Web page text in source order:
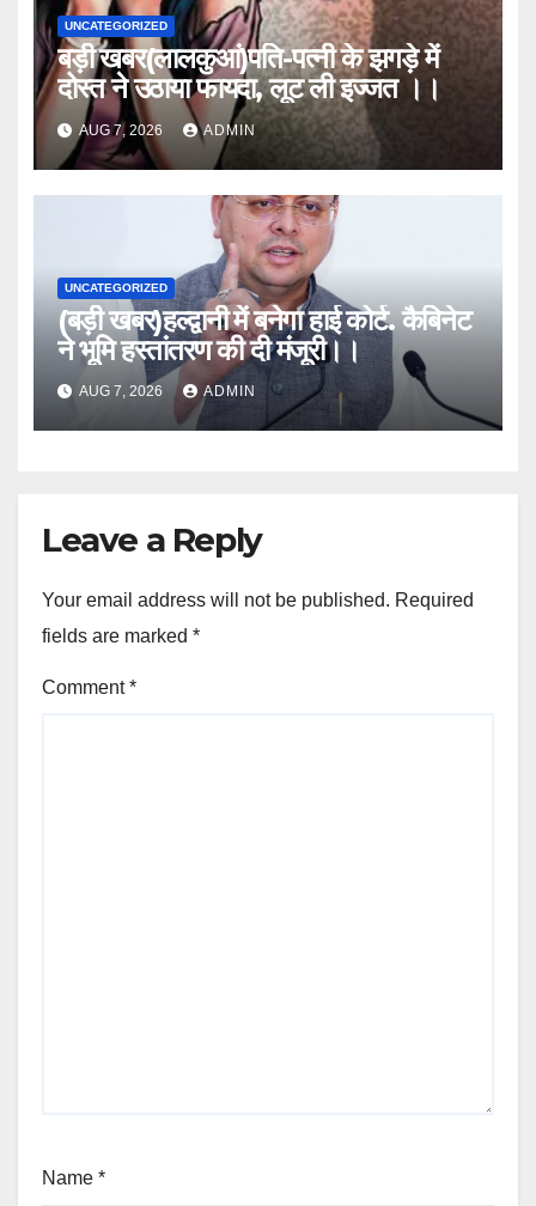
UNCATEGORIZED
बड़ी खबर(लालकुआं)पति-पत्नी के झगड़े में
दोस्त ने उठाया फायदा, लूट ली इज्जत ।।
AUG 7, 2026 ADMIN
UNCATEGORIZED
(बड़ी खबर)हल्द्वानी में बनेगा हाई कोर्ट. कैबिनेट
ने भूमि हस्तांतरण की दी मंजूरी।।
AUG 7, 2026 ADMIN
Leave a Reply
Your email address will not be published. Required
fields are marked *
Comment*
Name *